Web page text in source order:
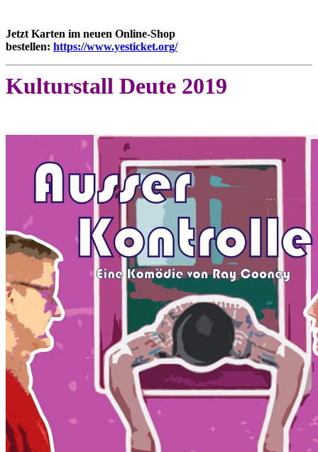
Jetzt Karten im neuen Online-Shop
bestellen: https://www.yesticket.org/
Kulturstall Deute 2019